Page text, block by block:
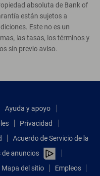
absoluta de Bank of
están sujetos a
Este no es un
las tasas, los términos y
sin previo aviso.
Ayuda y apoyo
Privacidad
Acuerdo de Servicio de la
de anuncios
Mapa del sitio Empleos